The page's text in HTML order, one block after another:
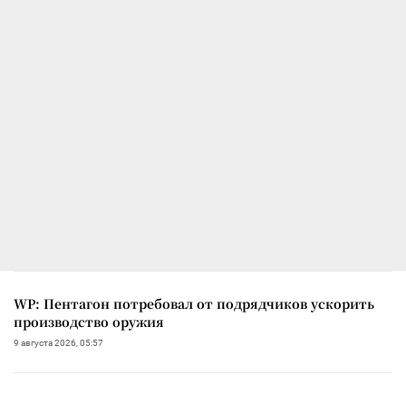
WP: Пентагон потребовал от подрядчиков ускорить
производство оружия
9 августа 2026, 05:57